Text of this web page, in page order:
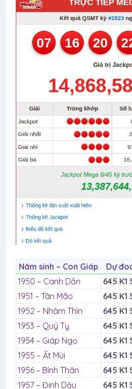
Năm sinh – Con Giáp
Dự
1950 – Canh Dần
645 K1
1951 – Tân Mão
645 K1
1952 – Nhâm Thìn
645 K1
1953 – Quý Tỵ
645 K1
1954 – Giáp Ngọ
645 K1
1955 – Ất Mùi
645 K1
1956 – Bính Thân
645 K1
1957 – Đinh Dậu
645 K1